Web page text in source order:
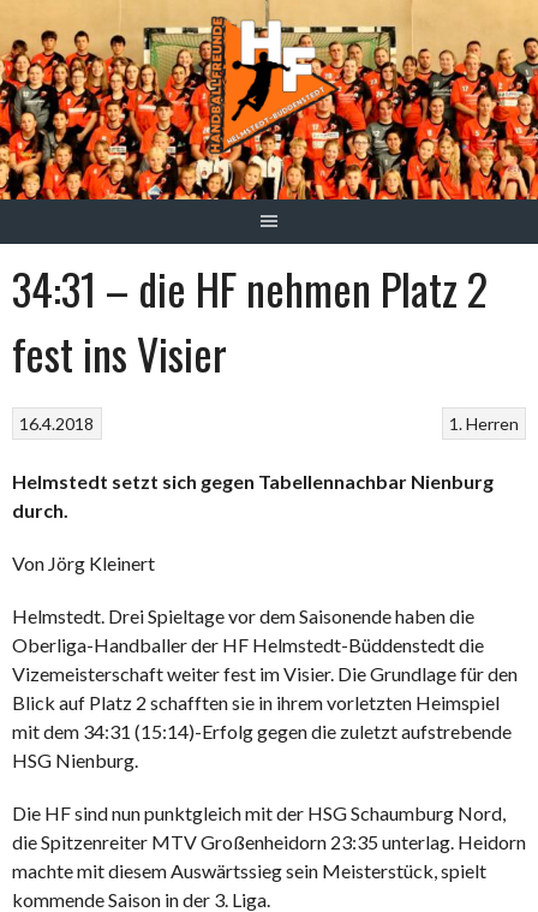
zum
Inhalt
34:31 – die HF nehmen Platz 2
fest ins Visier
1. Herren
16.4.2018
Helmstedt setzt sich gegen Tabellennachbar Nienburg
durch.
Von Jörg Kleinert
Helmstedt. Drei Spieltage vor dem Saisonende haben die
Oberliga-Handballer der HF Helmstedt-Büddenstedt die
Vizemeisterschaft weiter fest im Visier. Die Grundlage für den
Blick auf Platz 2 schafften sie in ihrem vorletzten Heimspiel
mit dem 34:31 (15:14)-Erfolg gegen die zuletzt aufstrebende
HSG Nienburg.
Die HF sind nun punktgleich mit der HSG Schaumburg Nord,
die Spitzenreiter MTV Großenheidorn 23:35 unterlag. Heidorn
machte mit diesem Auswärtssieg sein Meisterstück, spielt
kommende Saison in der 3. Liga.